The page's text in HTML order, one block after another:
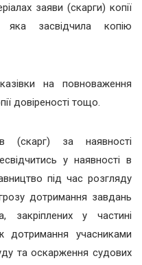
заяви (скарги) копії
яка засвідчила копію
на повноваження
довіреності тощо.
(скарг) за наявності
у наявності в
під час розгляду
дотримання завдань
закріплених у частині
учасниками
та оскарження судових